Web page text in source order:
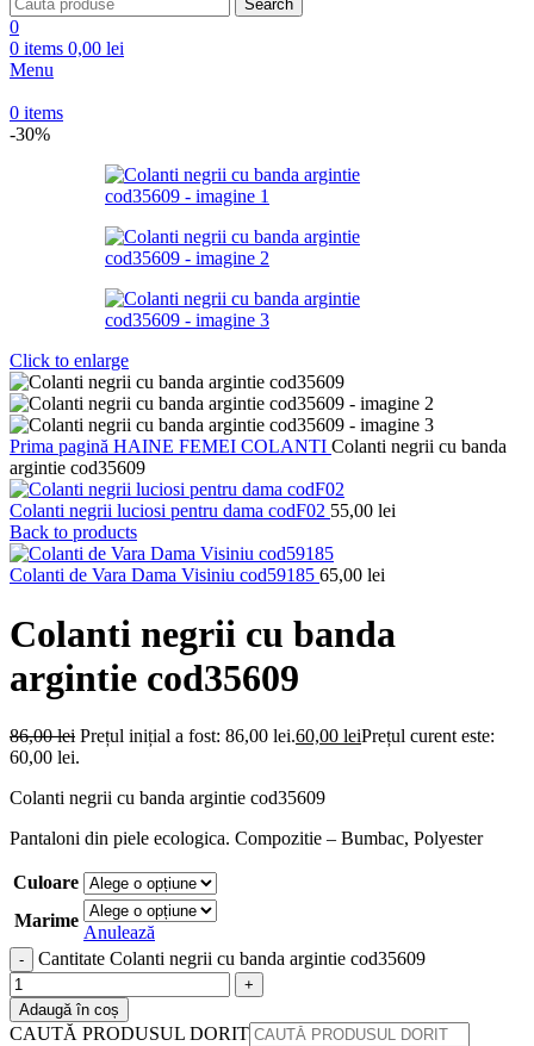
Search
0
0 items 0,00 lei
Menu
0 items
-30%
Click to enlarge
Prima pagină HAINE FEMEI COLANTI Colanti negrii cu banda
argintie cod35609
Colanti negrii luciosi pentru dama codF02 55,00 lei
Back to products
Colanti de Vara Dama Visiniu cod59185 65,00 lei
Colanti negrii cu banda
argintie cod35609
86,00lei Prețul inițial a fost: 86,00 lei.60,00 leiPrețul curent este:
60,00 lei.
Colanti negrii cu banda argintie cod35609
Pantaloni din piele ecologica. Compozitie – Bumbac, Polyester
Culoare
Marime
Anulează
Cantitate Colanti negrii cu banda argintie cod35609
Adaugă în coș
CAUTĂ PRODUSUL DORIT